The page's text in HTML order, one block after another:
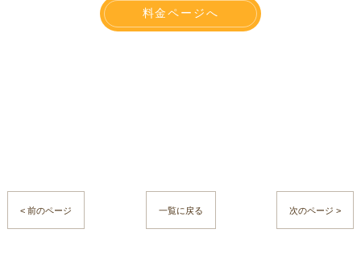
料金ページへ
< 前のページ 一覧に戻る 次のページ >